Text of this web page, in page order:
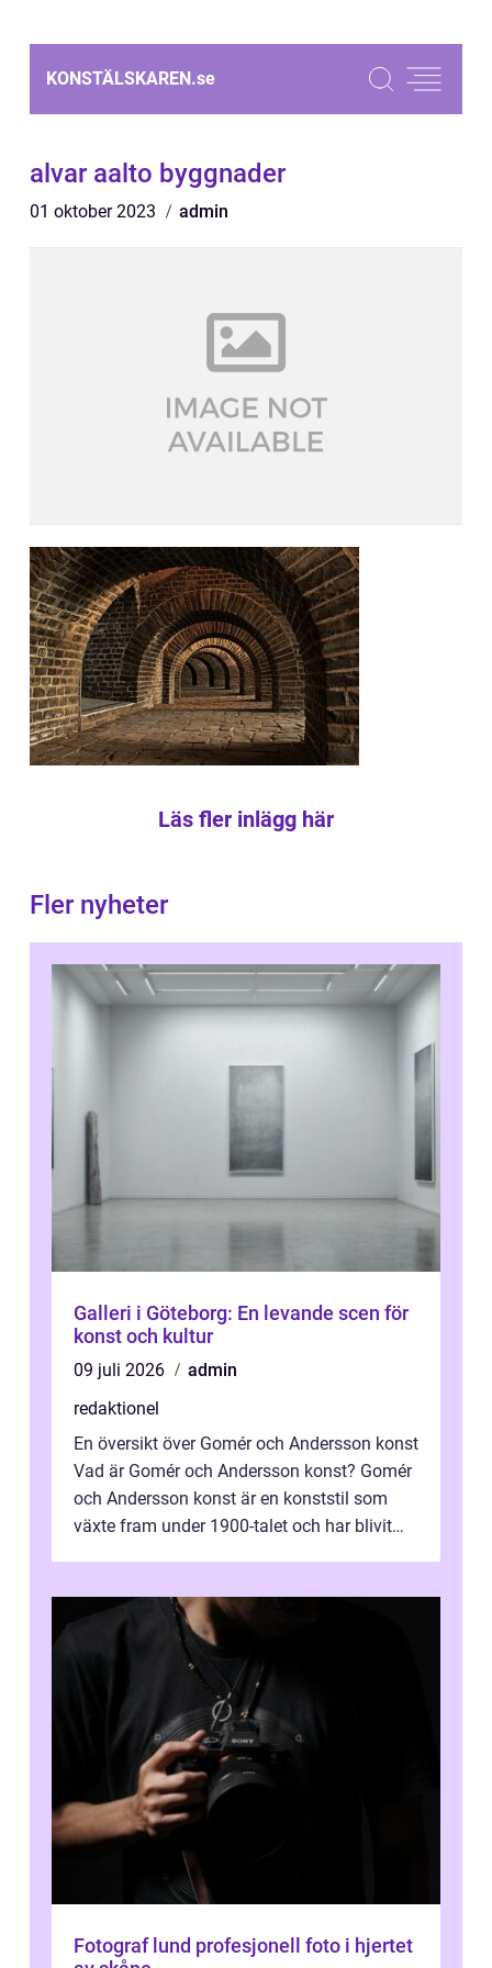
KONSTÄLSKAREN.se
alvar aalto byggnader
01 oktober 2023 admin
Läs fler inlägg här
Fler nyheter
Galleri i Göteborg: En levande scen för
konst och kultur
09 juli 2026
admin
redaktionel
En översikt över Gomér och Andersson konst
Vad är Gomér och Andersson konst? Gomér
och Andersson konst är en konststil som
växte fram under 1900-talet och har blivit
Fotograf lund profesjonell foto i hjertet